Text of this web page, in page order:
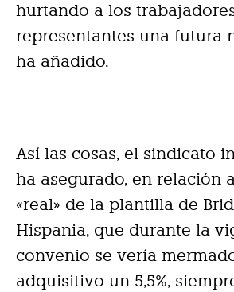
hurtando a los
representantes una futura
ha añadido.
Así las cosas, el sindicato
ha asegurado, en relación
«real» de la plantilla de
Hispania, que durante la
convenio se vería
adquisitivo un 5,5%,